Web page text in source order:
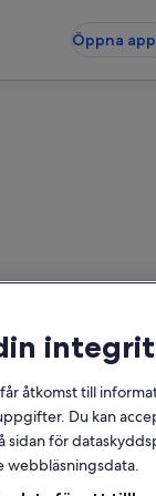
Öppna app
nära
åtkomst till
Du kan
sidan för
webbläsningsdata.